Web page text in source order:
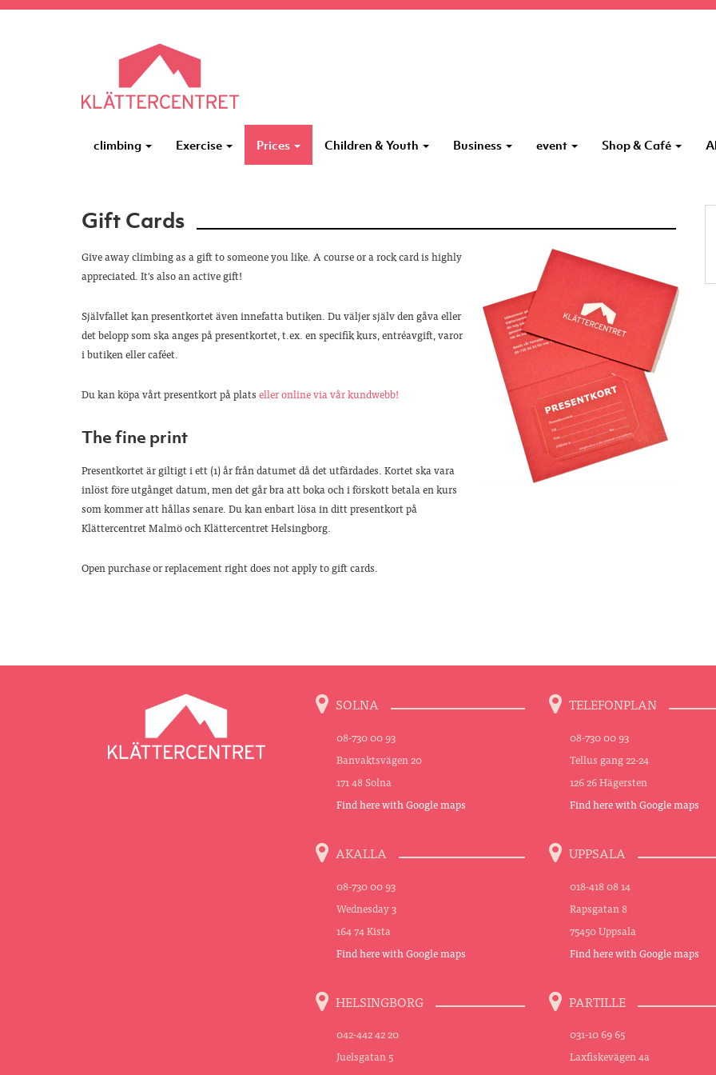
climbing Exercise Prices Children & Youth Business event Shop & Café
Gift Cards
Give away climbing as a gift to someone you like. A course or a rock card is highly
appreciated. It's also an active gift!
Självfallet kan presentkortet även innefatta butiken. Du väljer själv den gåva eller
det belopp som ska anges på presentkortet, t.ex. en specifik kurs, entréavgift, varor
i butiken eller caféet.
Du kan köpa vårt presentkort på platseller online via vår kundwebb!
The fine print
Presentkortet är giltigt i ett (1) år från datumet då det utfärdades. Kortet ska vara
inlöst före utgånget datum, men det går bra att boka och i förskott betala en kurs
som kommer att hållas senare. Du kan enbart lösa in ditt presentkort på
Klättercentret Malmö och Klättercentret Helsingborg.
Open purchase or replacement right does not apply to gift cards.
SOLNA
08-730 00 93
Banvaktsvägen 20
171 48 Solna
Find here with Google maps
TELEFONPLAN
08-730 00 93
Tellus gang 22-24
126 26 Hägersten
Find here with Google maps
AKALLA
08-730 00 93
Wednesday 3
164 74 Kista
Find here with Google maps
UPPSALA
018-418 08 14
Rapsgatan 8
75450 Uppsala
Find here with Google maps
HELSINGBORG
042-442 42 20
Juelsgatan 5
PARTILLE
031-10 69 65
Laxfiskevägen 4a